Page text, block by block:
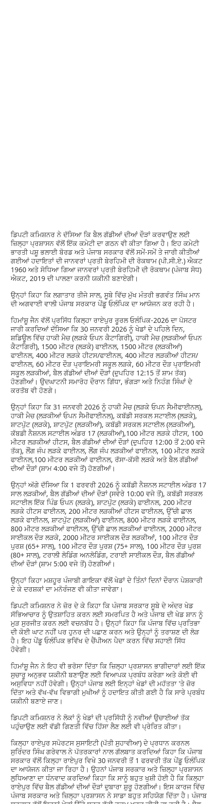
ਡਿਪਟੀ ਕਮਿਸ਼ਨਰ ਨੇ ਦੱਸਿਆ ਕਿ ਬੈਲ ਗੱਡੀਆਂ ਦੀਆਂ ਦੌੜਾਂ ਕਰਵਾਉਣ ਲਈ
ਜ਼ਿਲ੍ਹਾ ਪ੍ਰਸ਼ਾਸਨ ਵੱਲੋਂ ਇੱਕ ਕਮੇਟੀ ਦਾ ਗਠਨ ਵੀ ਕੀਤਾ ਗਿਆ ਹੈ। ਇਹ ਕਮੇਟੀ
ਭਾਰਤੀ ਪਸ਼ੂ ਭਲਾਈ ਬੋਰਡ ਅਤੇ ਪੰਜਾਬ ਸਰਕਾਰ ਵੱਲੋਂ ਸਮੇਂ-ਸਮੇਂ ਤੇ ਜਾਰੀ ਕੀਤੀਆਂ
ਗਈਆਂ ਹਦਾਇਤਾਂ ਦੀ ਜਾਨਵਰਾਂ ਪ੍ਰਤੀ ਬੇਰਹਿਮੀ ਦੀ ਰੋਕਥਾਮ (ਪੀ.ਸੀ.ਏ.) ਐਕਟ
1960 ਅਤੇ ਸੋਧਿਆ ਗਿਆ ਜਾਨਵਰਾਂ ਪ੍ਰਤੀ ਬੇਰਹਿਮੀ ਦੀ ਰੋਕਥਾਮ (ਪੰਜਾਬ ਸੋਧ)
ਐਕਟ, 2019 ਦੀ ਪਾਲਣਾ ਕਰਨੀ ਯਕੀਨੀ ਬਣਾਏਗੀ।
ਉਨ੍ਹਾਂ ਕਿਹਾ ਕਿ ਲਗਾਤਾਰ ਤੀਜੇ ਸਾਲ, ਸੂਬੇ ਵਿੱਚ ਮੁੱਖ ਮੰਤਰੀ ਭਗਵੰਤ ਸਿੰਘ ਮਾਨ
ਦੀ ਅਗਵਾਈ ਵਾਲੀ ਪੰਜਾਬ ਸਰਕਾਰ ਪੇਂਡੂ ਓਲੰਪਿਕ ਦਾ ਆਯੋਜਨ ਕਰ ਰਹੀ ਹੈ।
ਹਿਮਾਂਸ਼ੂ ਜੈਨ ਵੱਲੋਂ ਪ੍ਰਸਿੱਧ ਕਿਲ੍ਹਾ ਰਾਏਪੁਰ ਰੂਰਲ ਓਲੰਪਿਕ-2026 ਦਾ ਪੋਸਟਰ
ਜਾਰੀ ਕਰਦਿਆਂ ਦੱਸਿਆ ਕਿ 30 ਜਨਵਰੀ 2026 ਨੂੰ ਖੇਡਾਂ ਦੇ ਪਹਿਲੇ ਦਿਨ,
ਸ਼ਡਿਊਲ ਵਿੱਚ ਹਾਕੀ ਮੈਚ (ਲੜਕੇ ਓਪਨ ਕੈਟਾਗਿਰੀ), ਹਾਕੀ ਮੈਚ (ਲੜਕੀਆਂ ਓਪਨ
ਕੈਟਾਗਿਰੀ), 1500 ਮੀਟਰ (ਲੜਕੇ) ਫਾਈਨਲ, 1500 ਮੀਟਰ (ਲੜਕੀਆਂ)
ਫਾਈਨਲ, 400 ਮੀਟਰ ਲੜਕੇ ਹੀਟਸ/ਫਾਈਨਲ, 400 ਮੀਟਰ ਲੜਕੀਆਂ ਹੀਟਸ/
ਫਾਈਨਲ, 60 ਮੀਟਰ ਦੌੜ ਪ੍ਰਾਇਮਰੀ ਸਕੂਲ ਲੜਕੇ, 60 ਮੀਟਰ ਦੌੜ ਪ੍ਰਾਇਮਰੀ
ਸਕੂਲ ਲੜਕੀਆਂ, ਬੈਲ ਗੱਡੀਆਂ ਦੀਆਂ ਦੌੜਾਂ (ਦੁਪਹਿਰ 12:15 ਤੋਂ ਸ਼ਾਮ ਤੱਕ)
ਹੋਣਗੀਆਂ। ਉਦਘਾਟਨੀ ਸਮਾਰੋਹ ਦੌਰਾਨ ਗਿੱਧਾ, ਭੰਗੜਾ ਅਤੇ ਨਿਹੰਗ ਸਿੰਘਾਂ ਦੇ
ਕਰਤੱਬ ਵੀ ਹੋਣਗੇ।
ਉਨ੍ਹਾਂ ਕਿਹਾ ਕਿ 31 ਜਨਵਰੀ 2026 ਨੂੰ ਹਾਕੀ ਮੈਚ (ਲੜਕੇ ਓਪਨ ਸੈਮੀਫਾਈਨਲ),
ਹਾਕੀ ਮੈਚ (ਲੜਕੀਆਂ ਓਪਨ ਸੈਮੀਫਾਈਨਲ), ਕਬੱਡੀ ਸਰਕਲ ਸਟਾਈਲ (ਲੜਕੇ),
ਸ਼ਾਟਪੁੱਟ (ਲੜਕੇ), ਸ਼ਾਟਪੁੱਟ (ਲੜਕੀਆਂ), ਕਬੱਡੀ ਸਰਕਲ ਸਟਾਈਲ (ਲੜਕੀਆਂ),
ਕੱਬਡੀ ਨੈਸ਼ਨਲ ਸਟਾਈਲ ਅੰਡਰ 17 (ਲੜਕੀਆਂ),100 ਮੀਟਰ ਲੜਕੇ ਹੀਟਸ, 100
ਮੀਟਰ ਲੜਕੀਆਂ ਹੀਟਸ, ਬੈਲ ਗੱਡੀਆਂ ਦੀਆਂ ਦੌੜਾਂ (ਦੁਪਹਿਰ 12:00 ਤੋਂ 2:00 ਵਜੇ
ਤੱਕ), ਲੌਂਗ ਜੰਪ ਲੜਕੇ ਫਾਈਨਲ, ਲੌਂਗ ਜੰਪ ਲੜਕੀਆਂ ਫਾਈਨਲ, 100 ਮੀਟਰ ਲੜਕੇ
ਫਾਈਨਲ,100 ਮੀਟਰ ਲੜਕੀਆਂ ਫਾਈਨਲ, ਰੱਸਾ-ਕੱਸੀ ਲੜਕੇ ਅਤੇ ਬੈਲ ਗੱਡੀਆਂ
ਦੀਆਂ ਦੌੜਾਂ (ਸ਼ਾਮ 4:00 ਵਜੇ ਤੋਂ) ਹੋਣਗੀਆਂ।
ਉਨ੍ਹਾਂ ਅੱਗੇ ਦੱਸਿਆ ਕਿ 1 ਫਰਵਰੀ 2026 ਨੂੰ ਕਬੱਡੀ ਨੈਸ਼ਨਲ ਸਟਾਈਲ ਅੰਡਰ 17
ਸਾਲ ਲੜਕੀਆਂ, ਬੈਲ ਗੱਡੀਆਂ ਦੀਆਂ ਦੌੜਾਂ (ਸਵੇਰੇ 10:00 ਵਜੇ ਤੋਂ), ਕਬੱਡੀ ਸਰਕਲ
ਸਟਾਈਲ ਇੱਕ ਪਿੰਡ ਓਪਨ (ਲੜਕੇ), ਸ਼ਾਟਪੁੱਟ (ਲੜਕੇ) ਫਾਈਨਲ, 200 ਮੀਟਰ
ਲੜਕੇ ਹੀਟਸ ਫਾਈਨਲ, 200 ਮੀਟਰ ਲੜਕੀਆਂ ਹੀਟਸ ਫਾਈਨਲ, ਉੱਚੀ ਛਾਲ
ਲੜਕੇ ਫਾਈਨਲ, ਸ਼ਾਟਪੁੱਟ (ਲੜਕੀਆਂ) ਫਾਈਨਲ, 800 ਮੀਟਰ ਲੜਕੇ ਫਾਈਨਲ,
800 ਮੀਟਰ ਲੜਕੀਆਂ ਫਾਈਨਲ, ਉੱਚੀ ਛਾਲ ਲੜਕੀਆਂ ਫਾਈਨਲ, 2000 ਮੀਟਰ
ਸਾਈਕਲ ਦੌੜ ਲੜਕੇ, 2000 ਮੀਟਰ ਸਾਈਕਲ ਦੌੜ ਲੜਕੀਆਂ, 100 ਮੀਟਰ ਦੌੜ
ਪੁਰਸ਼ (65+ ਸਾਲ), 100 ਮੀਟਰ ਦੌੜ ਪੁਰਸ਼ (75+ ਸਾਲ), 100 ਮੀਟਰ ਦੌੜ ਪੁਰਸ਼
(80+ ਸਾਲ), ਟਰਾਲੀ ਲੋਡਿੰਗ ਅਨਲੋਡਿੰਗ, ਟਰਾਈ ਸਾਈਕਲ ਦੌੜ, ਬੈਲ ਗੱਡੀਆਂ
ਦੀਆਂ ਦੌੜਾਂ (ਸ਼ਾਮ 5:00 ਵਜੇ ਤੋਂ) ਹੋਣਗੀਆਂ।
ਉਨ੍ਹਾਂ ਕਿਹਾ ਮਸ਼ਹੂਰ ਪੰਜਾਬੀ ਗਾਇਕਾ ਵੱਲੋਂ ਖੇਡਾਂ ਦੇ ਤਿੰਨਾਂ ਦਿਨਾਂ ਦੌਰਾਨ ਪੇਸ਼ਕਾਰੀ
ਦੇ ਕੇ ਦਰਸ਼ਕਾਂ ਦਾ ਮਨੋਰੰਜਣ ਵੀ ਕੀਤਾ ਜਾਵੇਗਾ।
ਡਿਪਟੀ ਕਮਿਸ਼ਨਰ ਨੇ ਜ਼ੋਰ ਦੇ ਕੇ ਕਿਹਾ ਕਿ ਪੰਜਾਬ ਸਰਕਾਰ ਸੂਬੇ ਦੇ ਅੰਦਰ ਖੇਡ
ਸੱਭਿਆਚਾਰ ਨੂੰ ਉਤਸ਼ਾਹਿਤ ਕਰਨ ਲਈ ਸਮਰਪਿਤ ਹੈ ਅਤੇ ਪੰਜਾਬ ਦੀ ਖੇਡ ਸ਼ਾਨ ਨੂੰ
ਮੁੜ ਸੁਰਜੀਤ ਕਰਨ ਲਈ ਵਚਨਬੱਧ ਹੈ। ਉਨ੍ਹਾਂ ਕਿਹਾ ਕਿ ਪੰਜਾਬ ਵਿੱਚ ਪ੍ਰਤਿਭਾ
ਦੀ ਕੋਈ ਘਾਟ ਨਹੀਂ ਪਰ ਹੁਨਰ ਦੀ ਪਛਾਣ ਕਰਨ ਅਤੇ ਉਨ੍ਹਾਂ ਨੂੰ ਤਰਾਸ਼ਣ ਦੀ ਲੋੜ
ਹੈ। ਇਹ ਪੇਂਡੂ ਓਲੰਪਿਕ ਭਵਿੱਖ ਦੇ ਚੈਂਪੀਅਨ ਪੈਦਾ ਕਰਨ ਵਿੱਚ ਸਹਾਈ ਸਿੱਧ
ਹੋਵੇਗੀ।
ਹਿਮਾਂਸ਼ੂ ਜੈਨ ਨੇ ਇਹ ਵੀ ਭਰੋਸਾ ਦਿੱਤਾ ਕਿ ਜ਼ਿਲ੍ਹਾ ਪ੍ਰਸ਼ਾਸਨ ਭਾਗੀਦਾਰਾਂ ਲਈ ਇੱਕ
ਸੁਚਾਰੂ ਅਨੁਭਵ ਯਕੀਨੀ ਬਣਾਉਣ ਲਈ ਵਿਆਪਕ ਪ੍ਰਬੰਧ ਕਰੇਗਾ ਅਤੇ ਕੋਈ ਵੀ
ਅਸੁਵਿਧਾ ਨਹੀਂ ਹੋਵੇਗੀ। ਉਨ੍ਹਾਂ ਪੰਜਾਬ ਲਈ ਇਨ੍ਹਾਂ ਖੇਡਾਂ ਦੀ ਮਹੱਤਤਾ 'ਤੇ ਜ਼ੋਰ
ਦਿੱਤਾ ਅਤੇ ਵੱਖ-ਵੱਖ ਵਿਭਾਗੀ ਮੁਖੀਆਂ ਨੂੰ ਹਦਾਇਤ ਕੀਤੀ ਗਈ ਹੈ ਕਿ ਸਾਰੇ ਪ੍ਰਬੰਧ
ਯਕੀਨੀ ਬਣਾਏ ਜਾਣ।
ਡਿਪਟੀ ਕਮਿਸ਼ਨਰ ਨੇ ਲੋਕਾਂ ਨੂੰ ਖੇਡਾਂ ਦੀ ਪ੍ਰਸਿੱਧੀ ਨੂੰ ਨਵੀਆਂ ਉਚਾਈਆਂ ਤੱਕ
ਪਹੁੰਚਾਉਣ ਲਈ ਵੱਡੀ ਗਿਣਤੀ ਵਿੱਚ ਹਿੱਸਾ ਲੈਣ ਲਈ ਵੀ ਪ੍ਰੇਰਿਤ ਕੀਤਾ।
ਕਿਲ੍ਹਾ ਰਾਏਪੁਰ ਸਪੋਰਟਸ ਸੁਸਾਇਟੀ (ਪੱਤੀ ਸੁਹਾਵੀਆ) ਦੇ ਪ੍ਰਧਾਨ ਕਰਨਲ
ਸੁਰਿੰਦਰ ਸਿੰਘ ਗਰੇਵਾਲ ਨੇ ਪੱਤਰਕਾਰਾਂ ਨਾਲ ਗੱਲਬਾਤ ਕਰਦਿਆਂ ਕਿਹਾ ਕਿ ਪੰਜਾਬ
ਸਰਕਾਰ ਵੱਲੋਂ ਕਿਲ੍ਹਾ ਰਾਏਪੁਰ ਵਿਖੇ 30 ਜਨਵਰੀ ਤੋਂ 1 ਫਰਵਰੀ ਤੱਕ ਪੇਂਡੂ ਓਲੰਪਿਕ
ਦਾ ਆਯੋਜਨ ਕੀਤਾ ਜਾ ਰਿਹਾ ਹੈ। ਉਹਨਾਂ ਪੰਜਾਬ ਸਰਕਾਰ ਅਤੇ ਜ਼ਿਲ੍ਹਾ ਪ੍ਰਸ਼ਾਸਨ
ਲੁਧਿਆਣਾ ਦਾ ਧੰਨਵਾਦ ਕਰਦਿਆਂ ਕਿਹਾ ਕਿ ਸਾਨੂੰ ਬਹੁਤ ਖੁਸ਼ੀ ਹੋਈ ਹੈ ਕਿ ਕਿਲ੍ਹਾ
ਰਾਏਪੁਰ ਵਿੱਚ ਬੈਲ ਗੱਡੀਆਂ ਦੀਆਂ ਦੌੜਾਂ ਦੁਬਾਰਾ ਸ਼ੁਰੂ ਹੋਣਗੀਆਂ। ਇਸ ਕਾਰਜ ਵਿੱਚ
ਪੰਜਾਬ ਸਰਕਾਰ ਅਤੇ ਜ਼ਿਲ੍ਹਾ ਪ੍ਰਸ਼ਾਸਨ ਨੇ ਸਾਡਾ ਬਹੁਤ ਸਹਿਯੋਗ ਦਿੱਤਾ ਹੈ। ਪੰਜਾਬ